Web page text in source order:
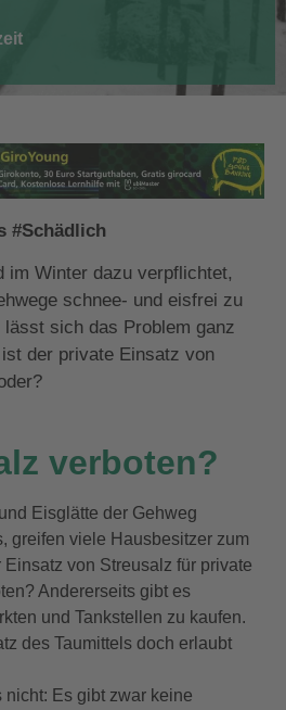
#Schädlich
im Winter dazu verpflichtet,
schnee- und eisfrei zu
sich das Problem ganz
der private Einsatz von
verboten?
Eisglätte der Gehweg
greifen viele Hausbesitzer zum
von Streusalz für private
Andererseits gibt es
und Tankstellen zu kaufen.
des Taumittels doch erlaubt
nicht: Es gibt zwar keine